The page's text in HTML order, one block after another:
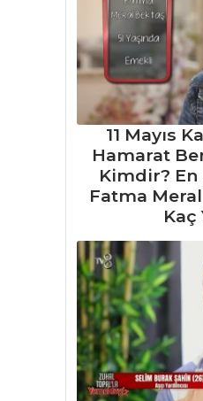
11 Mayıs
Hamarat
Kimdir?
Fatma
Kaç